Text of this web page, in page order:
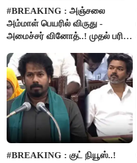
#BREAKING : அஞ்சலை
அம்மாள் பெயரில் விருது -
அமைச்சர் வினோத்..! முதல் பரிசு
#BREAKING : குட் நியூஸ்..!